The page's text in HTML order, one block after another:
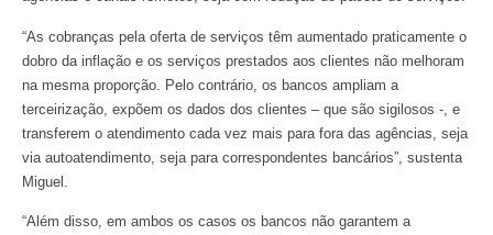
“As cobranças pela oferta de serviços têm aumentado praticamente o
dobro da inflação e os serviços prestados aos clientes não melhoram
na mesma proporção. Pelo contrário, os bancos ampliam a
terceirização, expõem os dados dos clientes – que são sigilosos -, e
transferem o atendimento cada vez mais para fora das agências, seja
via autoatendimento, seja para correspondentes bancários”, sustenta
Miguel.
“Além disso, em ambos os casos os bancos não garantem a